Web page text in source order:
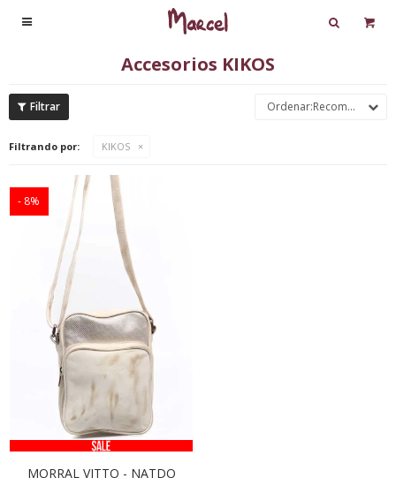

Accesorios KIKOS
Recomendados
Filtrando por: KIKOS
8
MORRAL VITTO - NATDO